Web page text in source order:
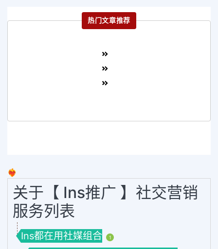
热门文章推荐
❤️‍🔥
关于【 Ins推广 】社交营销
服务列表
Ins都在用社媒组合 1